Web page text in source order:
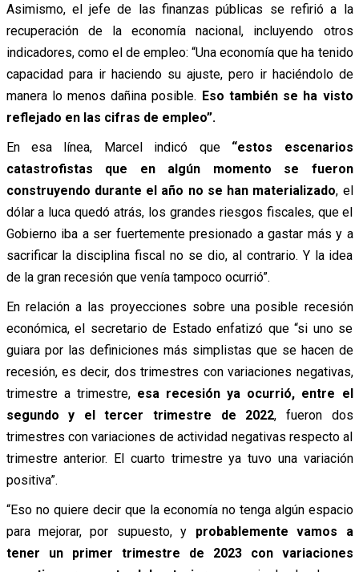
Asimismo, el jefe de las finanzas públicas se refirió a la
recuperación de la economía nacional, incluyendo otros
indicadores, como el de empleo: “Una economía que ha tenido
capacidad para ir haciendo su ajuste, pero ir haciéndolo de
manera lo menos dañina posible. Eso también se ha visto
reflejado en las cifras de empleo”.
En esa línea, Marcel indicó que “estos escenarios
catastrofistas que en algún momento se fueron
construyendo durante el año no se han materializado, el
dólar a luca quedó atrás, los grandes riesgos fiscales, que el
Gobierno iba a ser fuertemente presionado a gastar más y a
sacrificar la disciplina fiscal no se dio, al contrario. Y la idea
de la gran recesión que venía tampoco ocurrió”.
En relación a las proyecciones sobre una posible recesión
económica, el secretario de Estado enfatizó que “si uno se
guiara por las definiciones más simplistas que se hacen de
recesión, es decir, dos trimestres con variaciones negativas,
trimestre a trimestre,esa recesión ya ocurrió, entre el
segundo y el tercer trimestre de 2022, fueron dos
trimestres con variaciones de actividad negativas respecto al
trimestre anterior. El cuarto trimestre ya tuvo una variación
positiva”.
“Eso no quiere decir que la economía no tenga algún espacio
para mejorar, por supuesto, y probablemente vamos a
tener un primer trimestre de 2023 con variaciones